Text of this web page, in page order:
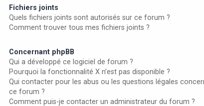
Fichiers joints
Quels fichiers joints sont autorisés sur ce forum ?
Comment trouver tous mes fichiers joints ?
Concernant phpBB
Qui a développé ce logiciel de forum ?
Pourquoi la fonctionnalité X n’est pas disponible ?
Qui contacter pour les abus ou les questions légales
ce forum ?
Comment puis-je contacter un administrateur du forum ?